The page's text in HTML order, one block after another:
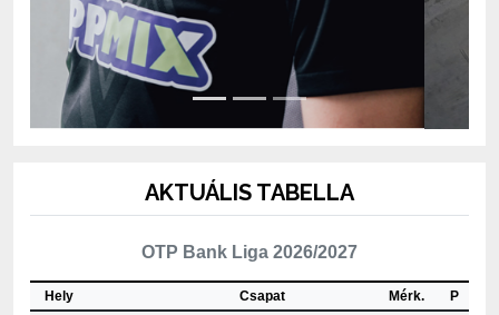
OTP Bank Liga 2026/2027
Csapat
1 ETO FC Győr 2 4